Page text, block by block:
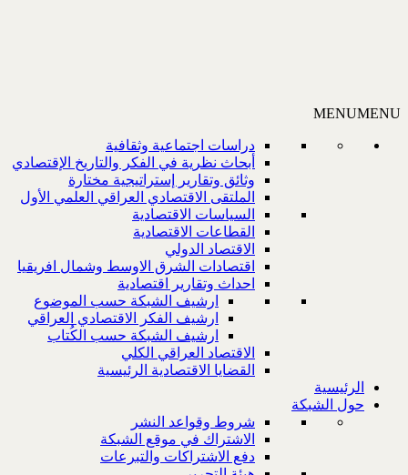
MENUMENU
دراسات اجتماعية وثقافية
أبحاث نظرية في الفكر والتاريخ الإقتصادي
وثائق وتقارير إستراتيجية مختارة
الملتقى الاقتصادي العراقي العلمي الأول
السياسات الاقتصادية
القطاعات الاقتصادية
الاقتصاد الدولي
اقتصادات الشرق الاوسط وشمال افريقيا
احداث وتقارير اقتصادية
ارشيف الشبكة حسب الموضوع
ارشيف الفكر الاقتصادي العراقي
ارشيف الشبكة حسب الكُتاب
الاقتصاد العراقي الكلي
القضايا الاقتصادية الرئيسية
الرئيسية
حول الشبكة
شروط وقواعد النشر
الاشتراك في موقع الشبكة
دفع الاشتراكات والتبرعات